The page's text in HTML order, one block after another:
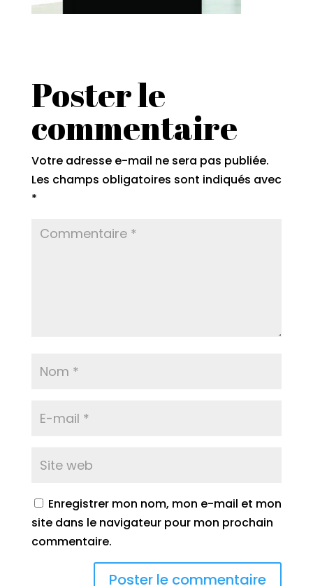
Poster le
commentaire
Votre adresse e-mail ne sera pas publiée.
Les champs obligatoires sont indiqués avec
*
Enregistrer mon nom, mon e-mail et mon
site dans le navigateur pour mon prochain
commentaire.